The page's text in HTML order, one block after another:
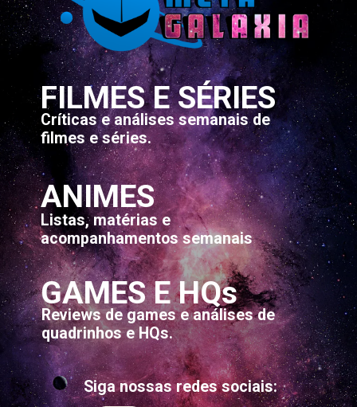
FILMES E SÉRIES
Críticas e análises semanais de
filmes e séries.
ANIMES
Listas, matérias e
acompanhamentos semanais
GAMES E HQs
Reviews de games e análises de
quadrinhos e HQs.
Siga nossas redes sociais: